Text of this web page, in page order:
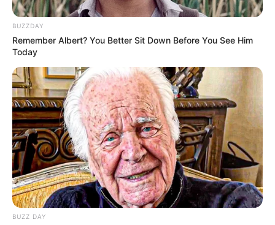
(foto: instagram/martinpraja)
BUZZDAY
Remember Albert? You Better Sit Down Before You See Him
Today
BUZZ DAY